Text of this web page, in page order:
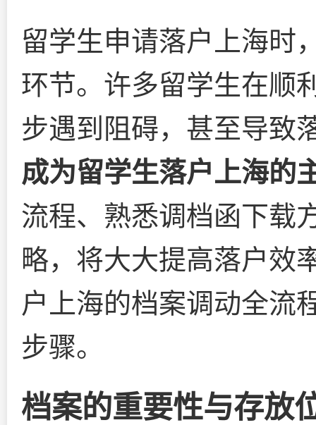
留学生申请落户上海时
环节。许多留学生在顺
步遇到阻碍，甚至导致
成为留学生落户上海的
流程、熟悉调档函下载
略，将大大提高落户效
户上海的档案调动全流
步骤。
档案的重要性与存放